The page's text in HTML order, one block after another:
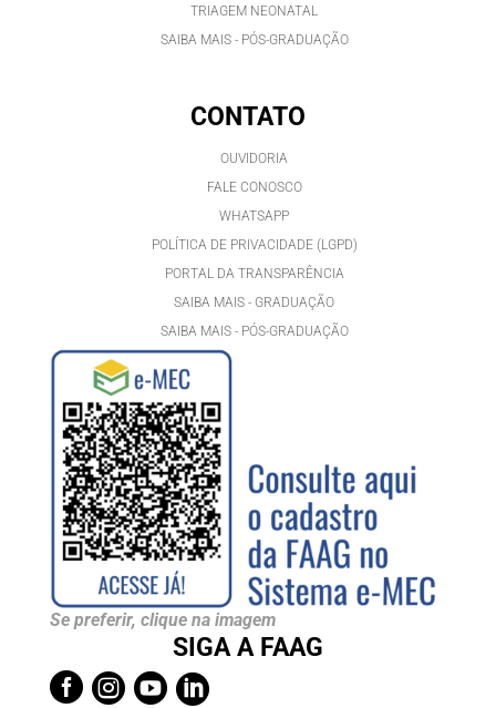
TRIAGEM NEONATAL
SAIBA MAIS - PÓS-GRADUAÇÃO
CONTATO
OUVIDORIA
FALE CONOSCO
WHATSAPP
POLÍTICA DE PRIVACIDADE (LGPD)
PORTAL DA TRANSPARÊNCIA
SAIBA MAIS - GRADUAÇÃO
SAIBA MAIS - PÓS-GRADUAÇÃO
Se preferir, clique na imagem
SIGA A FAAG
   